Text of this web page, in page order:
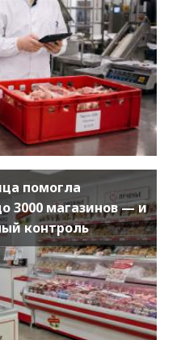
помогла
3000 магазинов — и
контроль